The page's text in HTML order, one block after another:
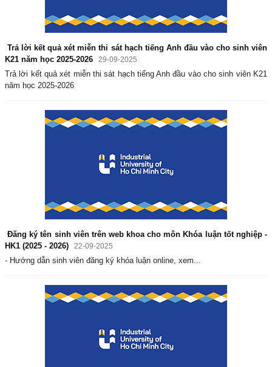
Trả lời kết quả xét miễn thi sát hạch tiếng Anh đầu vào cho sinh viên
K21 năm học 2025-2026
29-09-2025
Trả lời kết quả xét miễn thi sát hạch tiếng Anh đầu vào cho sinh viên K21
năm học 2025-2026
Đăng ký tên sinh viên trên web khoa cho môn Khóa luận tốt nghiệp -
HK1 (2025 - 2026)
22-09-2025
- Hướng dẫn sinh viên đăng ký khóa luận online, xem...